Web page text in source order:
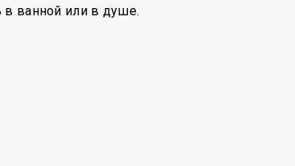
в ванной или в душе.